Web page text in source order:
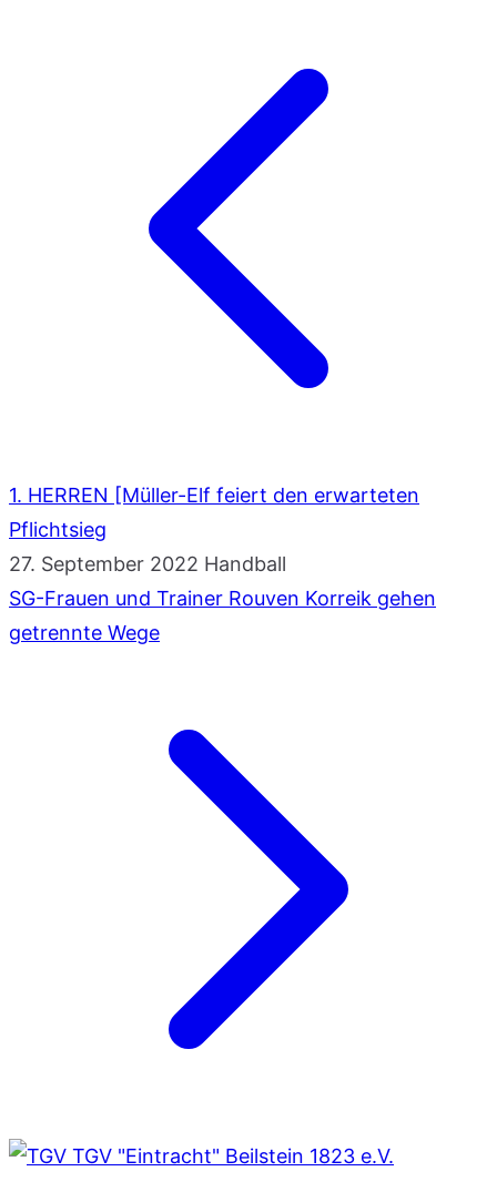
1. HERREN [Müller-Elf feiert den erwarteten
Pflichtsieg
27. September 2022 Handball
SG-Frauen und Trainer Rouven Korreik gehen
getrennte Wege
TGV "Eintracht" Beilstein 1823 e.V.